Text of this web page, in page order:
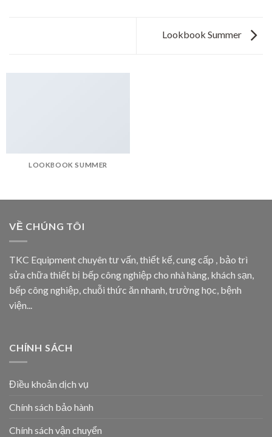
Lookbook Summer
LOOKBOOK SUMMER
VỀ CHÚNG TÔI
TKC Equipment chuyên tư vấn, thiết kế, cung cấp , bảo trì
sửa chữa thiết bị bếp công nghiệp cho nhà hàng, khách sạn,
bếp công nghiệp, chuỗi thức ăn nhanh, trường học, bệnh
viện...
CHÍNH SÁCH
Điều khoản dịch vụ
Chính sách bảo hành
Chính sách vận chuyển